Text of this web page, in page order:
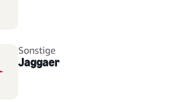
Sonstige
Jaggaer